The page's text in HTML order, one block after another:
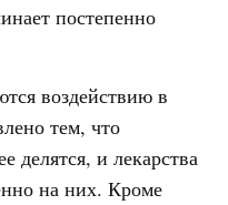
постепенно
воздействию в
тем, что
делятся, и лекарства
на них. Кроме